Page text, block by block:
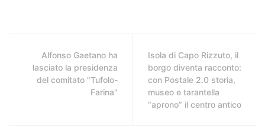
Alfonso Gaetano ha
lasciato la presidenza
del comitato "Tufolo-
Farina"
Isola di Capo Rizzuto, il
borgo diventa racconto:
con Postale 2.0 storia,
museo e tarantella
“aprono” il centro antico